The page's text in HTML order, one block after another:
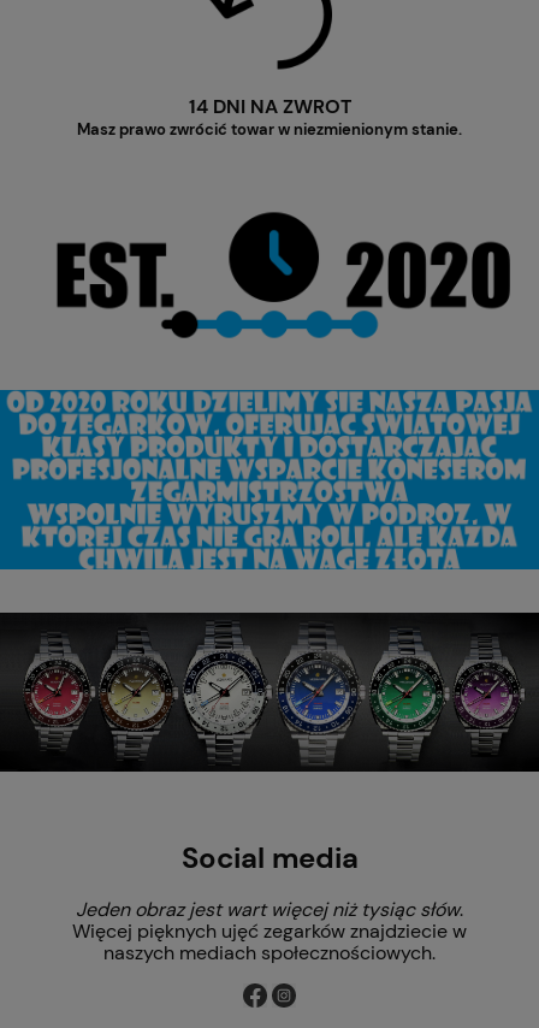
14 DNI NA ZWROT
Masz prawo zwrócić towar w niezmienionym stanie.
Social media
Jeden obraz jest wart więcej niż tysiąc słów.
Więcej pięknych ujęć zegarków znajdziecie w
naszych mediach społecznościowych.